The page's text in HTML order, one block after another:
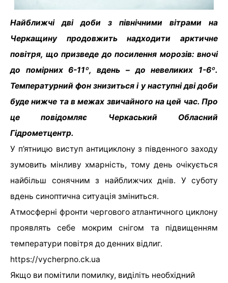
Найближчі дві доби з північними вітрами на
Черкащину продовжить надходити арктичне
повітря, що призведе до посилення морозів: вночі
до помірних 6-11º, вдень – до невеликих 1-6º.
Температурний фон знизиться і у наступні дві доби
буде нижче та в межах звичайного на цей час. Про
це повідомляє Черкаський Обласний
Гідрометцентр.
У п’ятницю виступ антициклону з південного заходу
зумовить мінливу хмарність, тому день очікується
найбільш сонячним з найближчих днів. У суботу
вдень синоптична ситуація зміниться.
Атмосферні фронти чергового атлантичного циклону
проявлять себе мокрим снігом та підвищенням
температури повітря до денних відлиг.
https://vycherpno.ck.ua
Якщо ви помітили помилку, виділіть необхідний